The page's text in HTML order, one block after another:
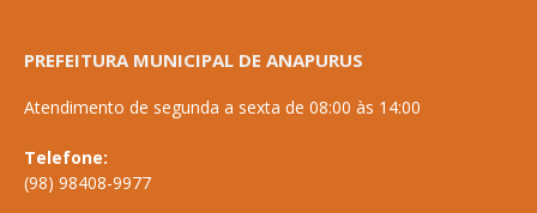
PREFEITURA MUNICIPAL DE ANAPURUS
Atendimento de segunda a sexta de 08:00 às 14:00
Telefone:
(98) 98408-9977